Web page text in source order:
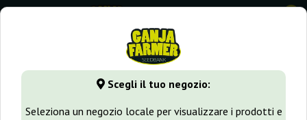
Scegli il tuo negozio:
Seleziona un negozio locale per visualizzare i prodotti e
0
GanjaFarmer.it Varietà di Cannabis White Widow White